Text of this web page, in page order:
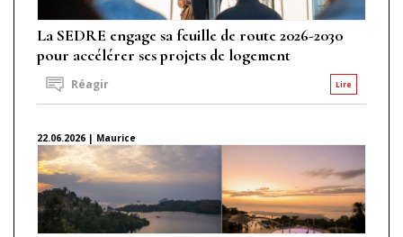
La SEDRE engage sa feuille de route 2026-2030
pour accélérer ses projets de logement
Lire
Réagir
22.06.2026 | Maurice